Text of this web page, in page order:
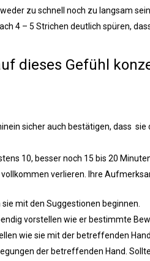
zu schnell noch zu langsam
4 – 5 Strichen deutlich spüren,
dieses Gefühl
sicher auch bestätigen, dass
10, besser noch 15 bis 20
verlieren. Ihre
mit den Suggestionen beginnen.
vorstellen wie er bestimmte
wie sie mit der betreffenden
der betreffenden Hand.